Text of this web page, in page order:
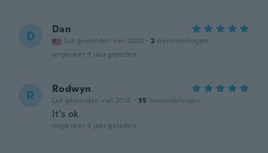
D Dan
Lid geworden van 2020 · 2 beoordelingen
ongeveer 5 jaar geleden
R Rodwyn
Lid geworden van 2016 · 35 beoordelingen
It's ok
ongeveer 5 jaar geleden